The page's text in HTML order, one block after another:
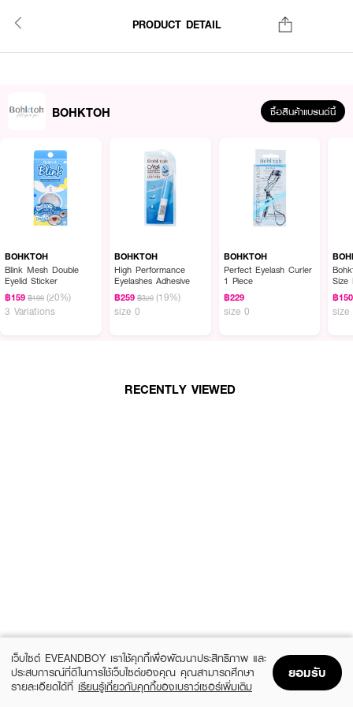
PRODUCT DETAIL
BOHKTOH ซื้อสินค้าแบรนด์นี้
BOHKTOH
Blink Mesh Double
Eyelid Sticker
฿159 ฿199 (20%)
3 Variations
BOHKTOH
High Performance
Eyelashes Adhesive
฿259 ฿320 (19%)
size 0
BOHKTOH
Perfect Eyelash Curler
1 Piece
฿229
size 0
Size
฿150
size
RECENTLY VIEWED
เว็บไซต์ EVEANDBOY เราใช้คุกกี้เพื่อพัฒนาประสิทธิภาพ และ
ประสบการณ์ที่ดีในการใช้เว็บไซต์ของคุณ คุณสามารถศึกษา
รายละเอียดได้ที่ เรียนรู้เกี่ยวกับคุกกี้ของเบราว์เซอร์เพิ่มเติม
ยอมรับ